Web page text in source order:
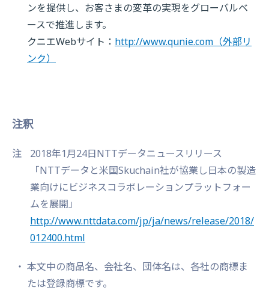
ンを提供し、お客さまの変革の実現をグローバルベ
ースで推進します。
クニエWebサイト： http://www.qunie.com （外部リ
ンク）
注釈
注
2018年1月24日NTTデータニュースリリース
「NTTデータと米国Skuchain社が協業し日本の製造
業向けにビジネスコラボレーションプラットフォー
ムを展開」
http://www.nttdata.com/jp/ja/news/release/2018/
012400.html
本文中の商品名、会社名、団体名は、各社の商標ま
たは登録商標です。